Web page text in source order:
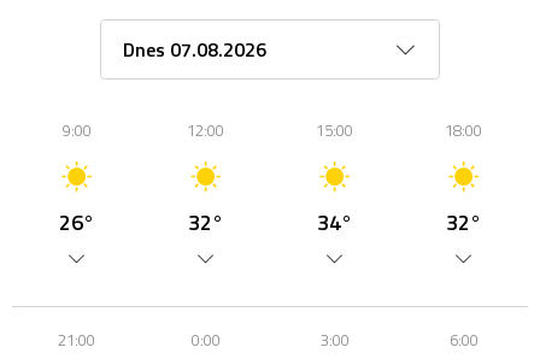
9:00
26°
12:00
32°
15:00
34°
18:00
32°
21:00 0:00 3:00 6:00